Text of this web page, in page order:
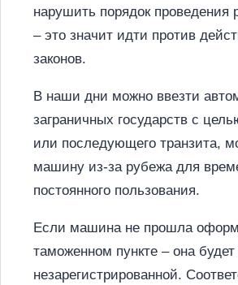
нарушить порядок проведения
– это значит идти против
законов.
В наши дни можно ввезти
заграничных государств с
или последующего транзита,
машину из-за рубежа для
постоянного пользования.
Если машина не прошла
таможенном пункте – она будет
незарегистрированной.